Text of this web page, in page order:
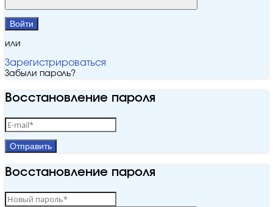
Войти
или
Зарегистрироваться
Забыли пароль?
Восстановление пароля
Отправить
Восстановление пароля